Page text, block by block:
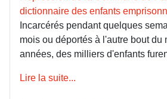
dictionnaire des enfants
Incarcérés pendant quelques
mois ou déportés à l'autre bout du
années, des milliers d'enfants
Lire la suite...